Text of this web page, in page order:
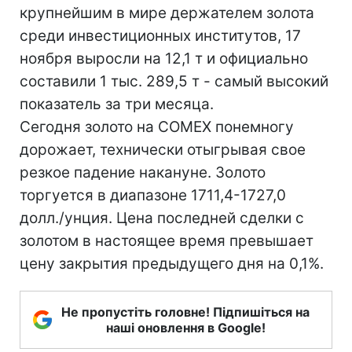
крупнейшим в мире держателем золота
среди инвестиционных институтов, 17
ноября выросли на 12,1 т и официально
составили 1 тыс. 289,5 т - самый высокий
показатель за три месяца.
Сегодня золото на COMEX понемногу
дорожает, технически отыгрывая свое
резкое падение накануне. Золото
торгуется в диапазоне 1711,4-1727,0
долл./унция. Цена последней сделки с
золотом в настоящее время превышает
цену закрытия предыдущего дня на 0,1%.
Не пропустіть головне! Підпишіться на
наші оновлення в Google!